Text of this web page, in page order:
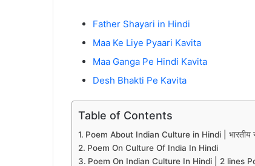
Father Shayari in Hindi
Maa Ke Liye Pyaari Kavita
Maa Ganga Pe Hindi Kavita
Desh Bhakti Pe Kavita
Table of Contents
Poem About Indian Culture in Hindi | भारतीय
Poem On Culture Of India In Hindi
Poem On Indian Culture In Hindi | 2 lines